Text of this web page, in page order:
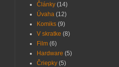
Články (14)
Úvaha (12)
Komiks (9)
V skratke (8)
Film (6)
Hardware (5)
Čriepky (5)